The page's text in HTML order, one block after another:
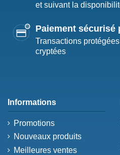
et suivant la
Paiement sécurisé
Transactions
cryptées
Informations
Promotions
Nouveaux produits
Meilleures ventes